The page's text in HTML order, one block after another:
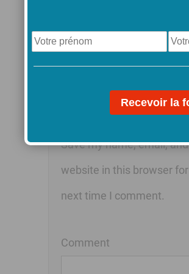
Website
Save my name, email, and
website in this browser
next time I comment.
Comment